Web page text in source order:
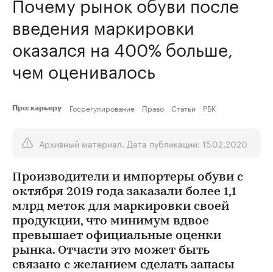
введения маркировки
оказался на 400% больше,
чем оценивалось
Про: карьеру Госрегулирование Право Статьи РБК
Архивный материал. Дата публикации: 15.02.2020
Производители и импортеры обуви с
октября 2019 года заказали более 1,1
млрд меток для маркировки своей
продукции, что минимум вдвое
превышает официальные оценки
рынка. Отчасти это может быть
связано с желанием сделать запасы